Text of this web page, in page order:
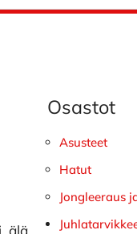
älä
Osastot
Asusteet
Hatut
Jongleeraus